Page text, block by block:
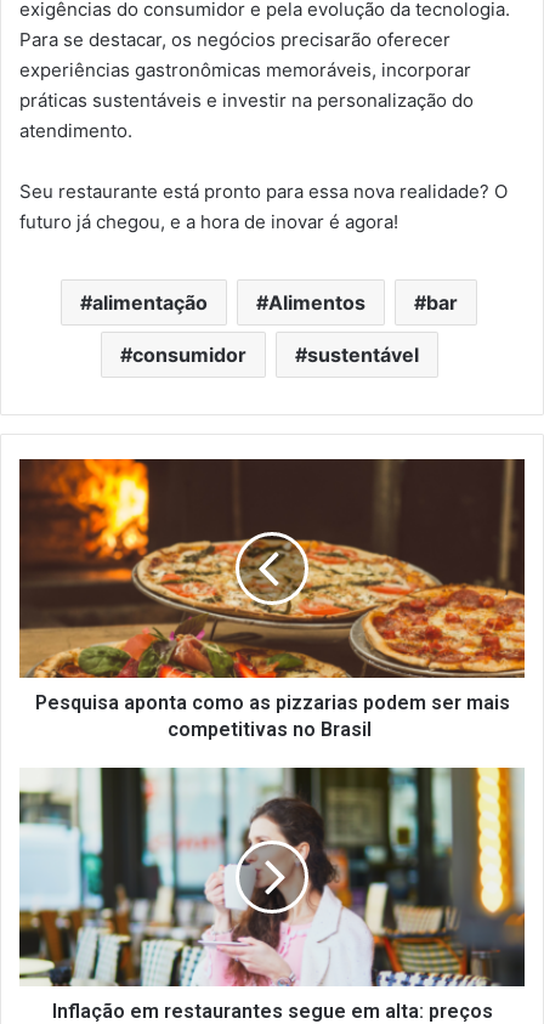
exigências do consumidor e pela evolução da tecnologia.
Para se destacar, os negócios precisarão oferecer
experiências gastronômicas memoráveis, incorporar
práticas sustentáveis e investir na personalização do
atendimento.
Seu restaurante está pronto para essa nova realidade? O
futuro já chegou, e a hora de inovar é agora!
alimentação Alimentos bar
consumidor sustentável
Pesquisa
aponta
como
pizzarias
ser
competitivas
noPesquisa aponta como as pizzarias podem ser mais
competitivas no Brasil
em
restaurantes
alta:
preços
sobem
0,67%
Inflação em restaurantes segue em alta: preços